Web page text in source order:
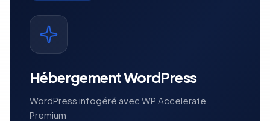
Hébergement WordPress
WordPress infogéré avec WP Accelerate
Premium